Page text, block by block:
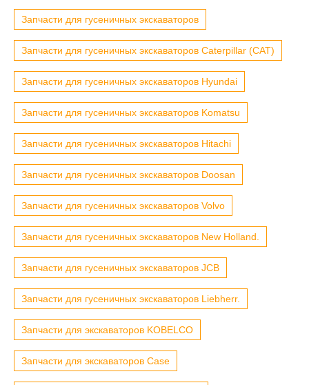
Запчасти для гусеничных экскаваторов
Запчасти для гусеничных экскаваторов Caterpillar (CAT)
Запчасти для гусеничных экскаваторов Hyundai
Запчасти для гусеничных экскаваторов Komatsu
Запчасти для гусеничных экскаваторов Hitachi
Запчасти для гусеничных экскаваторов Doosan
Запчасти для гусеничных экскаваторов Volvo
Запчасти для гусеничных экскаваторов New Holland.
Запчасти для гусеничных экскаваторов JCB
Запчасти для гусеничных экскаваторов Liebherr.
Запчасти для экскаваторов KOBELCO
Запчасти для экскаваторов Case